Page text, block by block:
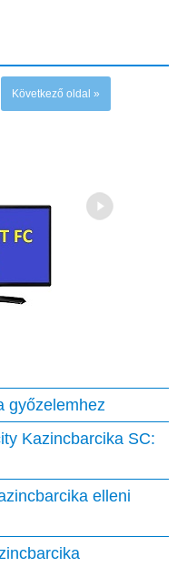
Következő oldal »
→
győzelemhez
Kazincbarcika SC:
elleni